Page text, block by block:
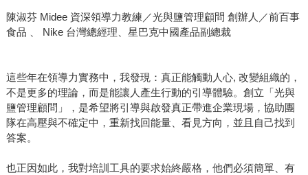
陳淑芬 Midee 資深領導力教練／光與鹽管理顧問 創辦人／前百事
食品 、 Nike 台灣總經理、星巴克中國產品副總裁
這些年在領導力實務中，我發現：真正能觸動人心, 改變組織的，
不是更多的理論，而是能讓人產生行動的引導體驗。創立「光與
鹽管理顧問」，是希望將引導與啟發真正帶進企業現場，協助團
隊在高壓與不確定中，重新找回能量、看見方向，並且自己找到
答案。
也正因如此，我對培訓工具的要求始終嚴格，他們必須簡單、有